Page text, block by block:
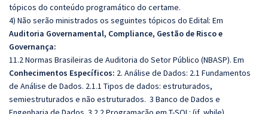
tópicos do conteúdo programático do certame.
4) Não serão ministrados os seguintes tópicos do Edital: Em
Auditoria Governamental, Compliance, Gestão de Risco e
Governança:
11.2 Normas Brasileiras de Auditoria do Setor Público (NBASP). Em
Conhecimentos Específicos: 2. Análise de Dados: 2.1 Fundamentos
de Análise de Dados. 2.1.1 Tipos de dados: estruturados,
semiestruturados e não estruturados. 3 Banco de Dados e